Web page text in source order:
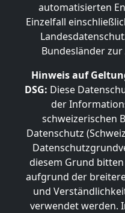
automatisierten
Einzelfall
Bundesländer
Hinweis auf
DSG: Diese
der
schweizerischen
Datenschutz
diesem Grund
aufgrund der
und
verwendet werden.